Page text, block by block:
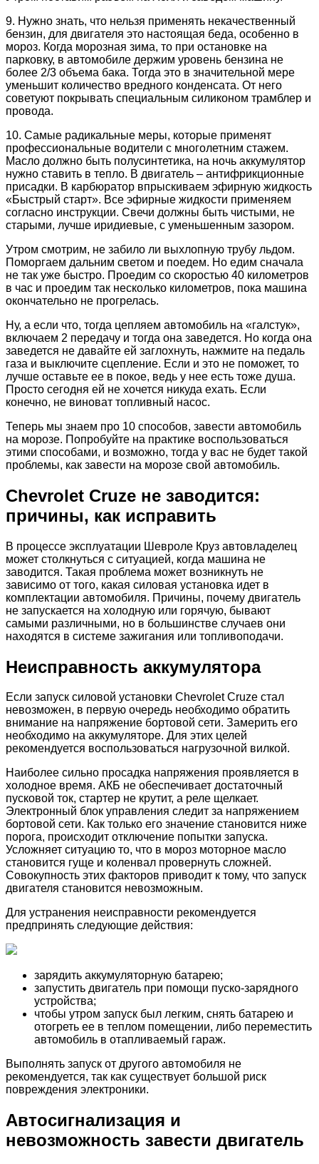
9. Нужно знать, что нельзя применять некачественный
бензин, для двигателя это настоящая беда, особенно в
мороз. Когда морозная зима, то при остановке на
парковку, в автомобиле держим уровень бензина не
более 2/3 объема бака. Тогда это в значительной мере
уменьшит количество вредного конденсата. От него
советуют покрывать специальным силиконом трамблер и
провода.
10. Самые радикальные меры, которые применят
профессиональные водители с многолетним стажем.
Масло должно быть полусинтетика, на ночь аккумулятор
нужно ставить в тепло. В двигатель – антифрикционные
присадки. В карбюратор впрыскиваем эфирную жидкость
«Быстрый старт». Все эфирные жидкости применяем
согласно инструкции. Свечи должны быть чистыми, не
старыми, лучше иридиевые, с уменьшенным зазором.
Утром смотрим, не забило ли выхлопную трубу льдом.
Поморгаем дальним светом и поедем. Но едим сначала
не так уже быстро. Проедим со скоростью 40 километров
в час и проедим так несколько километров, пока машина
окончательно не прогрелась.
Ну, а если что, тогда цепляем автомобиль на «галстук»,
включаем 2 передачу и тогда она заведется. Но когда она
заведется не давайте ей заглохнуть, нажмите на педаль
газа и выключите сцепление. Если и это не поможет, то
лучше оставьте ее в покое, ведь у нее есть тоже душа.
Просто сегодня ей не хочется никуда ехать. Если
конечно, не виноват топливный насос.
Теперь мы знаем про 10 способов, завести автомобиль
на морозе. Попробуйте на практике воспользоваться
этими способами, и возможно, тогда у вас не будет такой
проблемы, как завести на морозе свой автомобиль.
Chevrolet Cruze не заводится:
причины, как исправить
В процессе эксплуатации Шевроле Круз автовладелец
может столкнуться с ситуацией, когда машина не
заводится. Такая проблема может возникнуть не
зависимо от того, какая силовая установка идет в
комплектации автомобиля. Причины, почему двигатель
не запускается на холодную или горячую, бывают
самыми различными, но в большинстве случаев они
находятся в системе зажигания или топливоподачи.
Неисправность аккумулятора
Если запуск силовой установки Chevrolet Cruze стал
невозможен, в первую очередь необходимо обратить
внимание на напряжение бортовой сети. Замерить его
необходимо на аккумуляторе. Для этих целей
рекомендуется воспользоваться нагрузочной вилкой.
Наиболее сильно просадка напряжения проявляется в
холодное время. АКБ не обеспечивает достаточный
пусковой ток, стартер не крутит, а реле щелкает.
Электронный блок управления следит за напряжением
бортовой сети. Как только его значение становится ниже
порога, происходит отключение попытки запуска.
Усложняет ситуацию то, что в мороз моторное масло
становится гуще и коленвал провернуть сложней.
Совокупность этих факторов приводит к тому, что запуск
двигателя становится невозможным.
Для устранения неисправности рекомендуется
предпринять следующие действия:
зарядить аккумуляторную батарею;
запустить двигатель при помощи пуско-зарядного
устройства;
чтобы утром запуск был легким, снять батарею и
отогреть ее в теплом помещении, либо переместить
автомобиль в отапливаемый гараж.
Выполнять запуск от другого автомобиля не
рекомендуется, так как существует большой риск
повреждения электроники.
Автосигнализация и
невозможность завести двигатель